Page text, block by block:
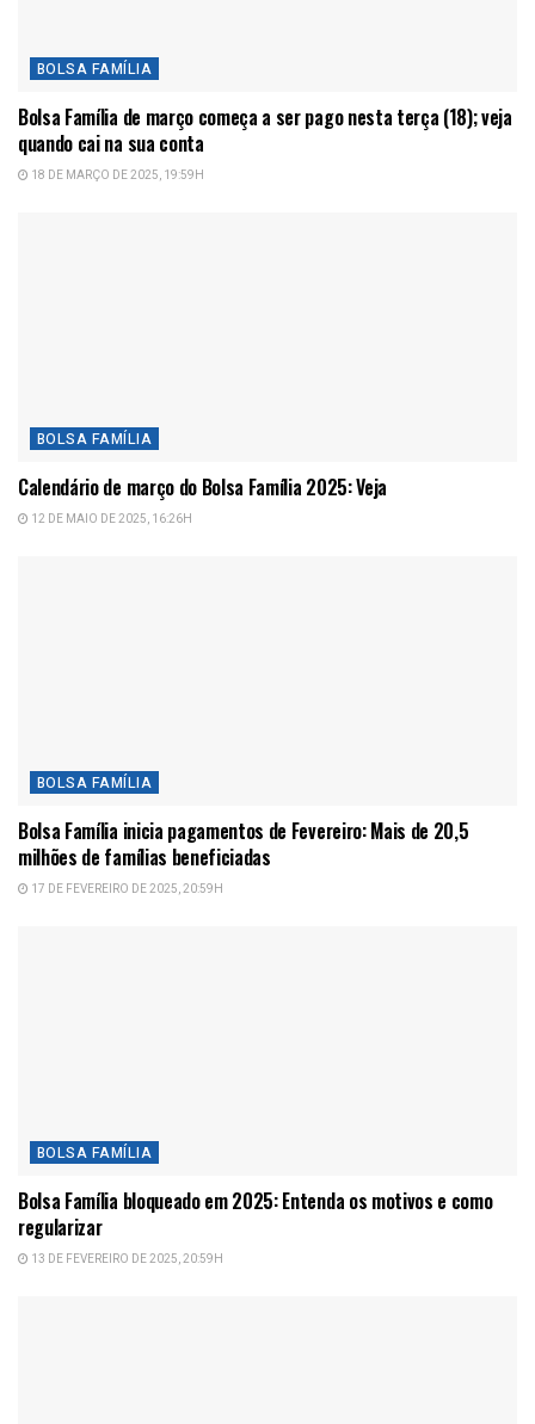
BOLSA FAMÍLIA
Bolsa Família de março começa a ser pago nesta terça (18); veja
quando cai na sua conta
18 DE MARÇO DE 2025, 19:59H
BOLSA FAMÍLIA
Calendário de março do Bolsa Família 2025: Veja
12 DE MAIO DE 2025, 16:26H
BOLSA FAMÍLIA
Bolsa Família inicia pagamentos de Fevereiro: Mais de 20,5
milhões de famílias beneficiadas
17 DE FEVEREIRO DE 2025, 20:59H
BOLSA FAMÍLIA
Bolsa Família bloqueado em 2025: Entenda os motivos e como
regularizar
13 DE FEVEREIRO DE 2025, 20:59H